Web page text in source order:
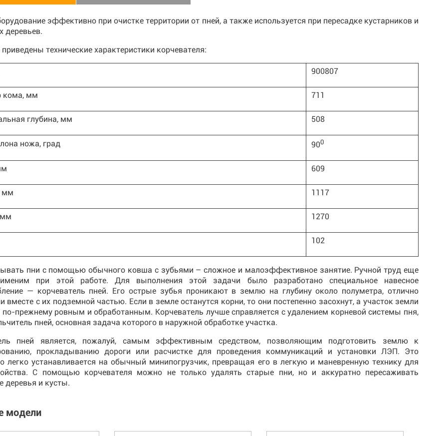
эффективно при очистке территории от пней, а также используется при пересадке кустарников и
деревьев.
технические характеристики корчевателя:
900807
кома, мм 711
глубина, мм 508
ножа, град 900
609
мм 1117
1270
102
пни с помощью обычного ковша с зубьями – сложное и малоэффективное занятие. Ручной труд еще
при этой работе. Для выполнения этой задачи было разработано специальное навесное
— корчеватель пней. Его острые зубья проникают в землю на глубину около полуметра, отлично
вместе с их подземной частью. Если в земле останутся корни, то они постепенно засохнут, а участок земли
по-прежнему ровным и обработанным. Корчеватель лучше справляется с удалением корневой системы пня,
пней, основная задача которого в наружной обработке участка.
пней является, пожалуй, самым эффективным средством, позволяющим подготовить землю к
прокладыванию дороги или расчистке для проведения коммуникаций и установки ЛЭП. Это
легко устанавливается на обычный минипогрузчик, превращая его в легкую и маневренную технику для
С помощью корчевателя можно не только удалять старые пни, но и аккуратно пересаживать
деревья и кусты.
модели